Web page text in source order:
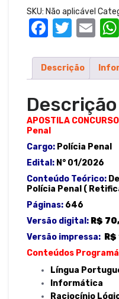
-
Policial
Penal
SKU: Não aplicável
F
c
e
b
o
o
k
T
it
te
r
E
ail
Descrição
Descrição
APOSTILA
Penal
Cargo: Polícia Penal
Edital: N° 01/2026
Conteúdo Teórico:
Polícia Penal (
Páginas: 646
Versão digital: R$
Versão impressa:
Conteúdos
Língua
Informática
Raciocínio